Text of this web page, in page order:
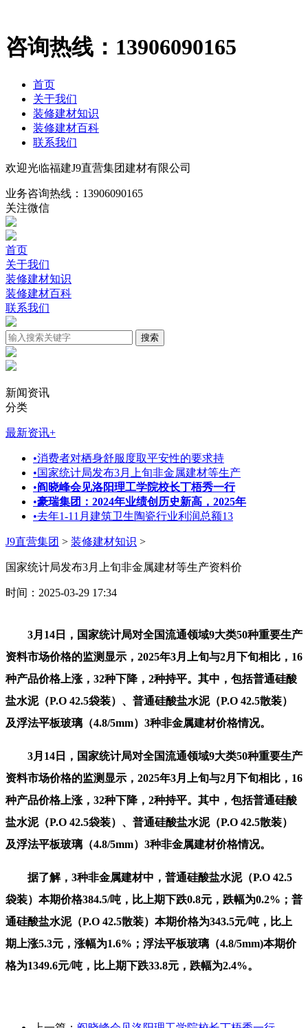
咨询热线： 13906090165
首页
关于我们
装修建材知识
装修建材百科
联系我们
欢迎光临福建J9直营集团建材有限公司
业务咨询热线： 13906090165
关注微信
首页
关于我们
装修建材知识
装修建材百科
联系我们
新闻资讯
分类
最新资讯+
•消费者对栖身舒服度取平安性的要求持
•国家统计局发布3月上旬非金属建材等生产
•阎晓峰会见洛阳理工学院校长丁梧秀一行
•豪瑞集团：2024年业绩创历史新高，2025年
•去年1-11月建筑卫生陶瓷行业利润总额13
J9直营集团 > 装修建材知识 >
国家统计局发布3月上旬非金属建材等生产资料价
时间：2025-03-29 17:34
3月14日，国家统计局对全国流通领域9大类50种重要生产
资料市场价格的监测显示，2025年3月上旬与2月下旬相比，16
种产品价格上涨，32种下降，2种持平。其中，包括普通硅酸
盐水泥（P.O 42.5袋装）、普通硅酸盐水泥（P.O 42.5散装）
及浮法平板玻璃（4.8/5mm）3种非金属建材价格情况。
3月14日，国家统计局对全国流通领域9大类50种重要生产
资料市场价格的监测显示，2025年3月上旬与2月下旬相比，16
种产品价格上涨，32种下降，2种持平。其中，包括普通硅酸
盐水泥（P.O 42.5袋装）、普通硅酸盐水泥（P.O 42.5散装）
及浮法平板玻璃（4.8/5mm）3种非金属建材价格情况。
据了解，3种非金属建材中，普通硅酸盐水泥（P.O 42.5
袋装）本期价格384.5/吨，比上期下跌0.8元，跌幅为0.2%；普
通硅酸盐水泥（P.O 42.5散装）本期价格为343.5元/吨，比上
期上涨5.3元，涨幅为1.6%；浮法平板玻璃（4.8/5mm)本期价
格为1349.6元/吨，比上期下跌33.8元，跌幅为2.4%。